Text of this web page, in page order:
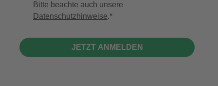
Bitte beachte auch unsere
Datenschutzhinweise.
JETZT ANMELDEN